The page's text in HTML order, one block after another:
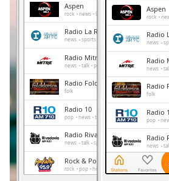
Playback
Rate
Chapters
Chapters
Descriptions
descriptions
off,
selected
Subtitles
Aspen
rock news 90s 70s
Radio La Red
news sports politics
Radio Mitre
news talk politics
Radio Folcklorica
folk
Radio 10
pop news talk latin
Radio Rivadavia AM630
news talk sports
Rock & Pop 95.9
rock pop hits
Aspen
rock
Radio
news
Radio
news
Radio
folk
Radio
pop
Radio
news
Rock &
rock pop